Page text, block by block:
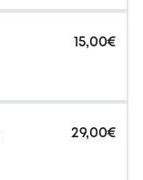
15,00€
29,00€